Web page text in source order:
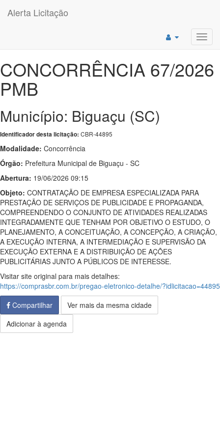
Alerta Licitação
CONCORRÊNCIA 67/2026
PMB
Município: Biguaçu (SC)
Identificador desta licitação: CBR-44895
Modalidade: Concorrência
Órgão: Prefeitura Municipal de Biguaçu - SC
Abertura: 19/06/2026 09:15
Objeto: CONTRATAÇÃO DE EMPRESA ESPECIALIZADA PARA
PRESTAÇÃO DE SERVIÇOS DE PUBLICIDADE E PROPAGANDA,
COMPREENDENDO O CONJUNTO DE ATIVIDADES REALIZADAS
INTEGRADAMENTE QUE TENHAM POR OBJETIVO O ESTUDO, O
PLANEJAMENTO, A CONCEITUAÇÃO, A CONCEPÇÃO, A CRIAÇÃO,
A EXECUÇÃO INTERNA, A INTERMEDIAÇÃO E SUPERVISÃO DA
EXECUÇÃO EXTERNA E A DISTRIBUIÇÃO DE AÇÕES
PUBLICITÁRIAS JUNTO A PÚBLICOS DE INTERESSE.
Visitar site original para mais detalhes:
https://comprasbr.com.br/pregao-eletronico-detalhe/?idlicitacao=44895
Compartilhar
Ver mais da mesma cidade
Adicionar à agenda